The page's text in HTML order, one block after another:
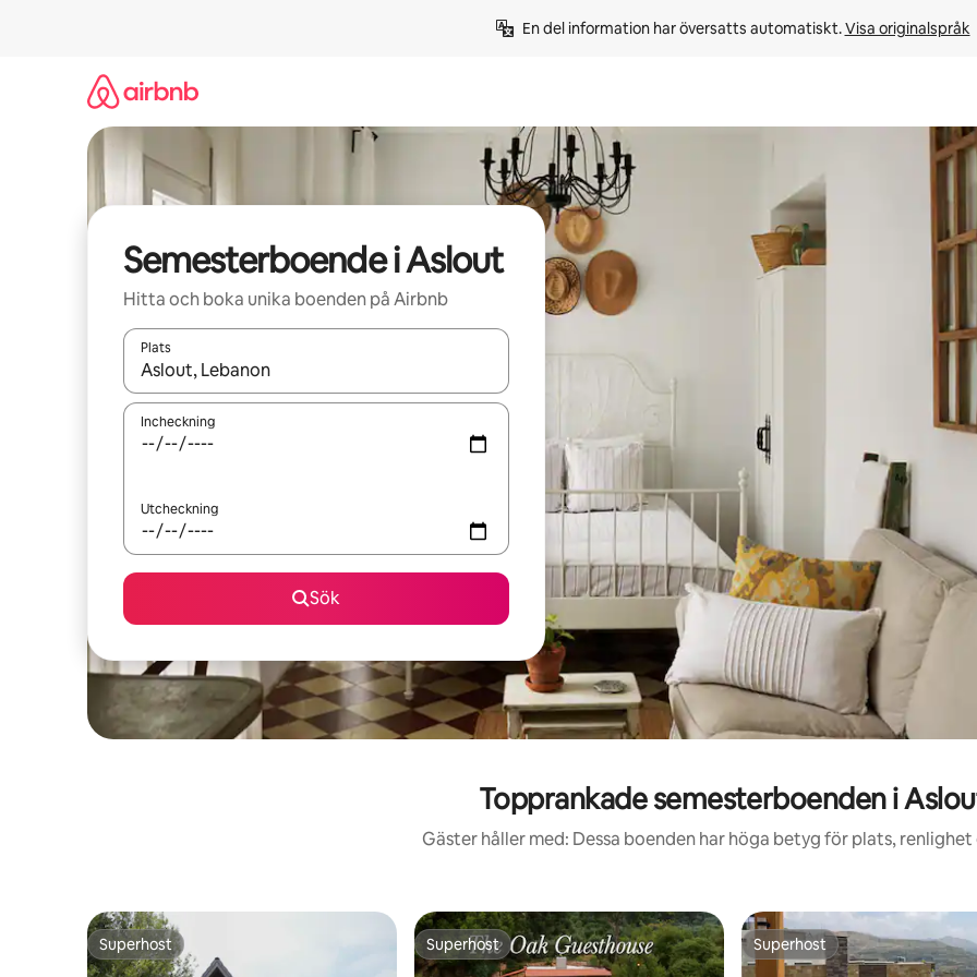
En del information har översatts automatiskt. Visa originalspråk
Semesterboende i Aslout
Hitta och boka unika boenden på Airbnb
Plats
När resultaten är tillgängliga kan du navigera med upp- och nedåtpilarna eller utforska genom att trycka eller svepa.
Incheckning
Utcheckning
Sök
Topprankade semesterboenden i
Gäster håller med: Dessa boenden har höga betyg för plats, renlighet
Superhost
Superhost Superhost
Superhost Superhost
Superhost